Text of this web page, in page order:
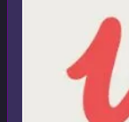
Configure Unreal Engine for
Find your way around
Tweak virtual reality